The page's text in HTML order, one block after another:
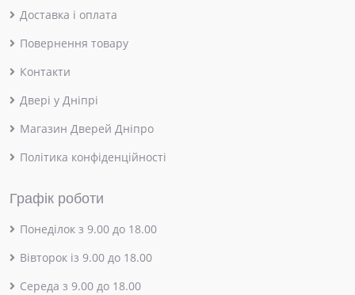
Доставка і оплата
Повернення товару
Контакти
Двері у Дніпрі
Магазин Дверей Дніпро
Політика конфіденційності
Графік роботи
Понеділок з 9.00 до 18.00
Вівторок із 9.00 до 18.00
Середа з 9.00 до 18.00